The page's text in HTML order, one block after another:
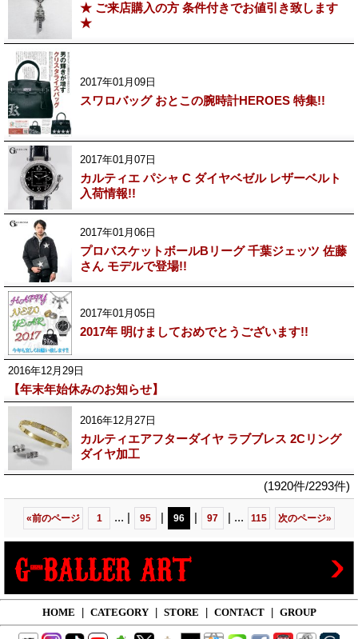
★ ご来店購入の方 条件付きでお値引き致します
★
2017年01月09日
スワロバッグ おとこの腕時計HEROES 特集!!
2017年01月07日
カルティエ パシャ C ダイヤベゼル レザーベルト
入荷情報!!
2017年01月06日
プロバスケットボールBリーグ 千葉ジェッツ 佐藤
さん モデルで登場!!
2017年01月05日
2017年 明けましておめでとうございます!!
2016年12月29日
【年末年始休みのお知らせ】
2016年12月27日
カルティエアフターダイヤ ラブブレス 2Cリング
ダイヤ加工
(1920件/2293件)
«前のページ 1 ... | 95 | 96 | 97 | ... 115 次のページ»
HOME | CATEGORY | STORE | CONTACT | GROUP